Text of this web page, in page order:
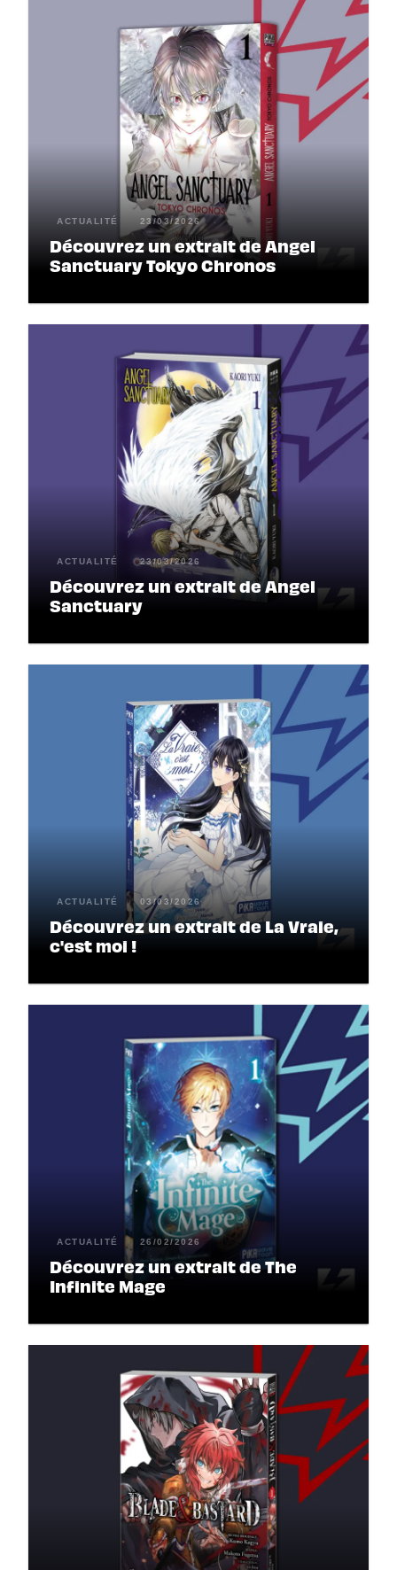
ACTUALITÉ 23/03/2026
Découvrez un extrait de Angel
Sanctuary Tokyo Chronos
ACTUALITÉ 23/03/2026
Découvrez un extrait de Angel
Sanctuary
ACTUALITÉ 03/03/2026
Découvrez un extrait de La Vraie,
c'est moi !
ACTUALITÉ 26/02/2026
Découvrez un extrait de The
Infinite Mage